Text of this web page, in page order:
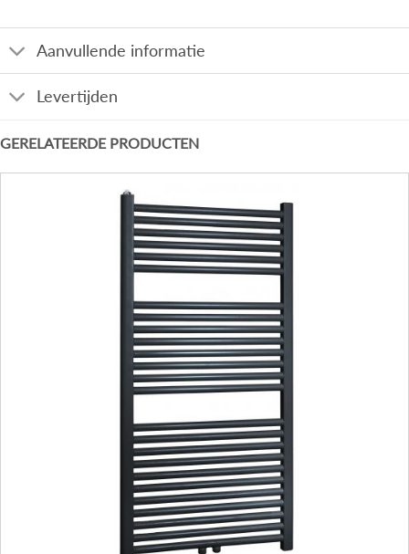
Aanvullende informatie
Levertijden
GERELATEERDE PRODUCTEN